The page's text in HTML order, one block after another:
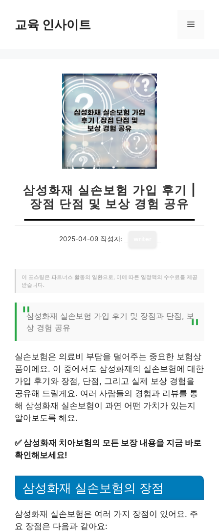
교육 인사이트 메
삼성화재 실손보험 가입 후기 |
장점 단점 및 보상 경험 공유
2025-04-09 작성자:
이 포스팅은 파트너스 활동의 일환으로, 이에 따른 일정액의 수수료를 제공
받습니다.
삼성화재 실손보험 가입 후기 및 장점과 단점, 보
상 경험 공유
실손보험은 의료비 부담을 덜어주는 중요한 보험상
품이에요. 이 중에서도 삼성화재의 실손보험에 대한
가입 후기와 장점, 단점, 그리고 실제 보상 경험을
공유해 드릴게요. 여러 사람들의 경험과 리뷰를 통
해 삼성화재 실손보험이 과연 어떤 가치가 있는지
알아보도록 해요.
✅삼성화재 치아보험의 모든 보장 내용을 지금 바로
확인해보세요!
삼성화재 실손보험의 장점
삼성화재 실손보험은 여러 가지 장점이 있어요. 주
요 장점은 다음과 같아요: